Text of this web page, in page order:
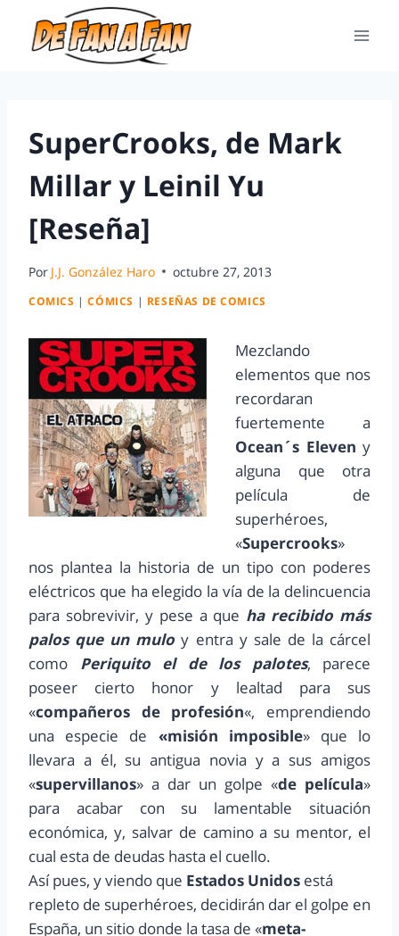
SuperCrooks, de Mark
Millar y Leinil Yu
[Reseña]
Por J.J. González Haro octubre 27, 2013
COMICS |CÓMICS | RESEÑAS DE COMICS
Mezclando
elementos que nos
recordaran
fuertemente a
Ocean´s Eleven y
alguna que otra
película de
superhéroes,
«Supercrooks»
nos plantea la historia de un tipo con poderes
eléctricos que ha elegido la vía de la delincuencia
para sobrevivir, y pese a que ha recibido más
palos que un mulo y entra y sale de la cárcel
como Periquito el de los palotes, parece
poseer cierto honor y lealtad para sus
«compañeros de profesión«, emprendiendo
una especie de «misión imposible» que lo
llevara a él, su antigua novia y a sus amigos
«supervillanos» a dar un golpe «de película»
para acabar con su lamentable situación
económica, y, salvar de camino a su mentor, el
cual esta de deudas hasta el cuello.
Así pues, y viendo que Estados Unidos está
repleto de superhéroes, decidirán dar el golpe en
España, un sitio donde la tasa de «meta-